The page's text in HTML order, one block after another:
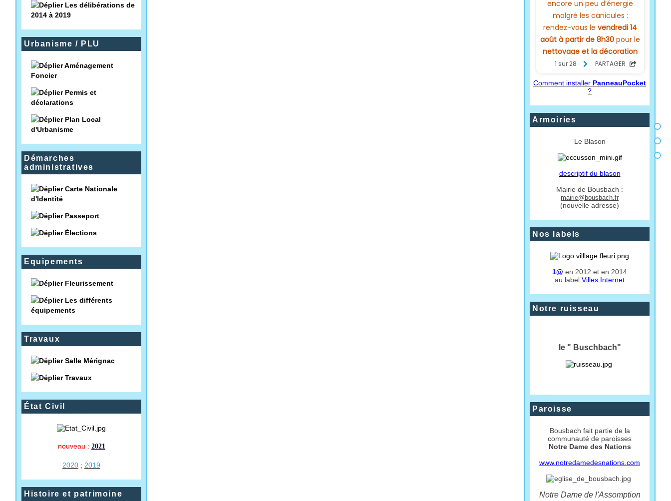
Les délibérations de
2014 à 2019
Urbanisme / PLU
Aménagement
Foncier
Permis et
déclarations
Plan Local
d'Urbanisme
Démarches
administratives
Carte Nationale
d'Identité
Passeport
Élections
Equipements
Fleurissement
Les différents
équipements
Travaux
Salle Mérignac
Travaux
État Civil
nouveau : 2021
2020 ; 2019
Histoire et patrimoine
Comment installer PanneauPocket
?
Armoiries
Le Blason
descriptif du blason
Mairie de Bousbach :
mairie@bousbach.fr
(nouvelle adresse)
Nos labels
1@ en 2012 et en 2014
au label Villes Internet
Notre ruisseau
le " Buschbach"
Paroisse
Bousbach fait partie de la
communauté de paroisses
Notre Dame des Nations
www.notredamedesnations.com
Notre Dame de l'Assomption